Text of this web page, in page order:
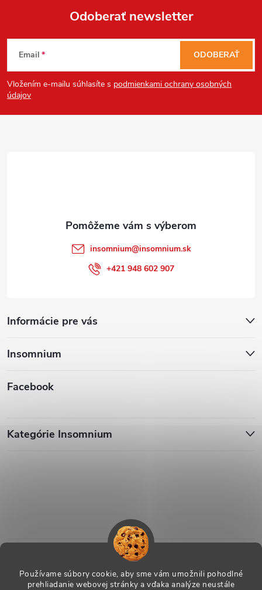
Používame súbory cookie, aby sme vám umožnili pohodlné
prehliadanie webovej stránky a vďaka analýze neustále
Z
á
p
Odoberať newsletter
Email
Vložením e-mailu súhlasíte s podmienkami ochrany osobných
údajov
ODOBERAŤ
Informácie pre vás
Insomnium
Facebook
insomnium@insomnium.sk
+421 948 602 907
Kategórie Insomnium